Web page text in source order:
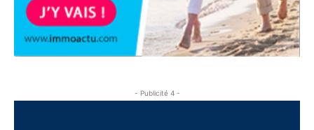
- Publicité 4 -